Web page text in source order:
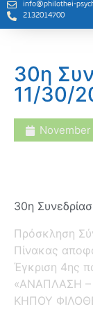
info@philothei-
2132014700
30η
11/30/
30η
Πρόσκληση
Πίνακας
Έγκριση 4ης
«ΑΝΑΠΛΑΣΗ –
ΚΗΠΟΥ